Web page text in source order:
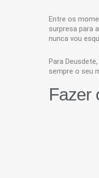
Entre os
surpresa para
nunca vou
Para
sempre o seu
Fazer